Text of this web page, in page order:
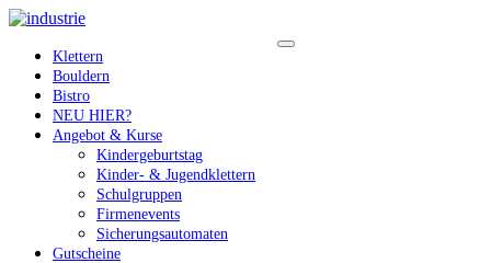
Klettern
Bouldern
Bistro
NEU HIER?
Angebot & Kurse
Kindergeburtstag
Kinder- & Jugendklettern
Schulgruppen
Firmenevents
Sicherungsautomaten
Gutscheine